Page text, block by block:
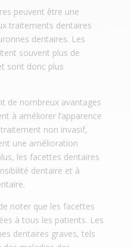
peuvent être une
traitements dentaires
dentaires. Les
souvent plus de
sont donc plus
de nombreux avantages
à améliorer l’apparence
non invasif,
une amélioration
les facettes dentaires
dentaire et à
noter que les facettes
à tous les patients. Les
dentaires graves, tels